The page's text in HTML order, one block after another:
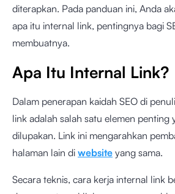
diterapkan. Pada panduan ini, Anda
apa itu internal link, pentingnya bagi
membuatnya.
Apa Itu Internal Link?
Dalam penerapan kaidah SEO di
link adalah salah satu elemen penting
dilupakan. Link ini mengarahkan
halaman lain di website yang sama.
Secara teknis, cara kerja internal link